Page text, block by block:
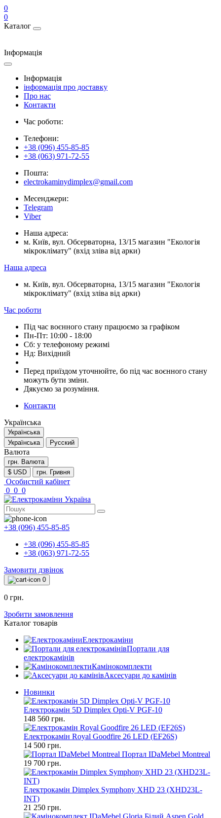
0
0
Каталог
Інформація
Інформація
інформація про доставку
Про нас
Контакти
Час роботи:
Телефони:
+38 (096) 455-85-85
+38 (063) 971-72-55
Пошта:
electrokaminydimplex@gmail.com
Месенджери:
Telegram
Viber
Наша адреса:
м. Київ, вул. Обсерваторна, 13/15 магазин "Екологія
мікроклімату" (вхід зліва від арки)
Наша адреса
м. Київ, вул. Обсерваторна, 13/15 магазин "Екологія
мікроклімату" (вхід зліва від арки)
Час роботи
Під час воєнного стану працюємо за графіком
Пн-Пт: 10:00 - 18:00
Сб: у телефоному режимі
Нд: Вихідний
Перед приїздом уточнюйте, бо під час воєнного стану
можуть бути зміни.
Дякуємо за розуміння.
Контакти
Українська
Українська
Українська
Русский
Валюта
грн. Валюта
$ USD
грн. Гривня
Особистий кабінет
0 0 0
+38 (096) 455-85-85
+38 (096) 455-85-85
+38 (063) 971-72-55
Замовити дзвінок
0
0 грн.
Зробити замовлення
Каталог товарів
Електрокаміни
Портали для
електрокамінів
Камінокомплекти
Аксесуари до камінів
Новинки
Електрокамін 5D Dimplex Opti-V PGF-10
148 560 грн.
Електрокамін Royal Goodfire 26 LED (EF26S)
14 500 грн.
Портал IDaMebel Montreal
19 700 грн.
Електрокамін Dimplex Symphony XHD 23 (XHD23L-
INT)
21 250 грн.